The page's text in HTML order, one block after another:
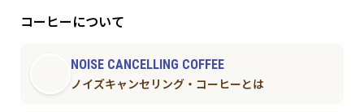
コーヒーについて
NOISE CANCELLING COFFEE
ノイズキャンセリング・コーヒーとは